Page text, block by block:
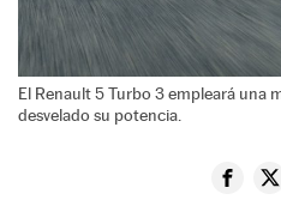
El Renault 5 Turbo 3 empleará una
desvelado su potencia.